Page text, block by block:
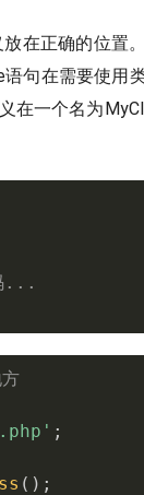
在正确的位置
句在需要使用
在一个名为
...
;
( ) ;